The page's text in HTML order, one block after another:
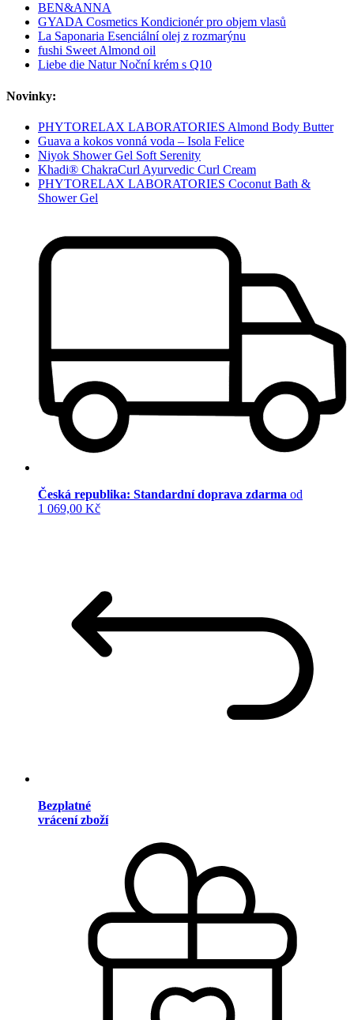
BEN&ANNA
GYADA Cosmetics Kondicionér pro objem vlasů
La Saponaria Esenciální olej z rozmarýnu
fushi Sweet Almond oil
Liebe die Natur Noční krém s Q10
Novinky:
PHYTORELAX LABORATORIES Almond Body Butter
Guava a kokos vonná voda – Isola Felice
Niyok Shower Gel Soft Serenity
Khadi® ChakraCurl Ayurvedic Curl Cream
PHYTORELAX LABORATORIES Coconut Bath &
Shower Gel
Česká republika: Standardní doprava zdarma od
1 069,00 Kč
Bezplatné
vrácení zboží